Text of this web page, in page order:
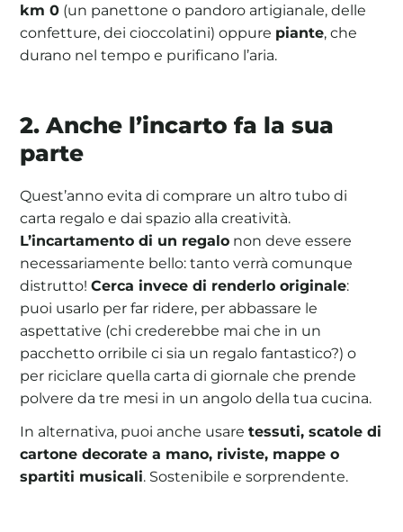
km 0 (un panettone o pandoro artigianale, delle
confetture, dei cioccolatini) oppure piante, che
durano nel tempo e purificano l’aria.
2. Anche l’incarto fa la sua
parte
Quest’anno evita di comprare un altro tubo di
carta regalo e dai spazio alla creatività.
L’incartamento di un regalo non deve essere
necessariamente bello: tanto verrà comunque
distrutto!Cerca invece di renderlo originale:
puoi usarlo per far ridere, per abbassare le
aspettative (chi crederebbe mai che in un
pacchetto orribile ci sia un regalo fantastico?) o
per riciclare quella carta di giornale che prende
polvere da tre mesi in un angolo della tua cucina.
In alternativa, puoi anche usaretessuti, scatole di
cartone decorate a mano, riviste, mappe o
spartiti musicali. Sostenibile e sorprendente.